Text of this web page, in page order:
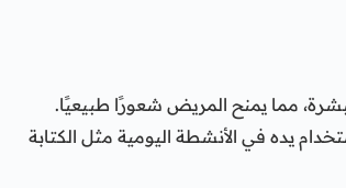
مما يمنح المريض شعورًا طبيعيًا.
يده في الأنشطة اليومية مثل الكتابة